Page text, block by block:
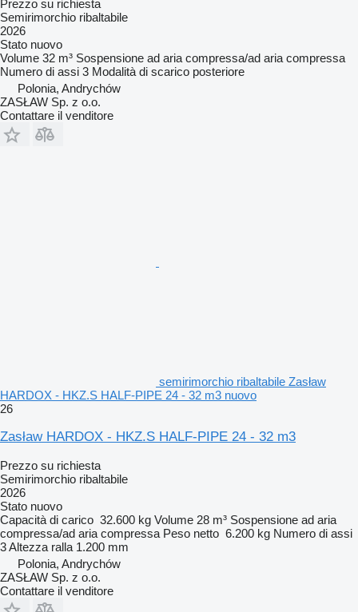
Prezzo su richiesta
Semirimorchio ribaltabile
2026
Stato nuovo
Volume 32 m³ Sospensione ad aria compressa/ad aria compressa
Numero di assi 3 Modalità di scarico posteriore
Polonia, Andrychów
ZASŁAW Sp. z o.o.
Contattare il venditore
semirimorchio ribaltabile Zasław
HARDOX - HKZ.S HALF-PIPE 24 - 32 m3 nuovo
26
Zasław HARDOX - HKZ.S HALF-PIPE 24 - 32 m3
Prezzo su richiesta
Semirimorchio ribaltabile
2026
Stato nuovo
Capacità di carico 32.600 kg Volume 28 m³ Sospensione ad aria
compressa/ad aria compressa Peso netto 6.200 kg Numero di assi
3Altezza ralla 1.200 mm
Polonia, Andrychów
ZASŁAW Sp. z o.o.
Contattare il venditore